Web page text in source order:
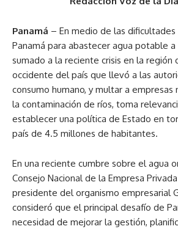
Panamá – En medio de las
Panamá para abastecer agua potable
sumado a la reciente crisis en la región
occidente del país que llevó a las
consumo humano, y multar a empresas
la contaminación de ríos, toma
establecer una política de Estado en
país de 4.5 millones de habitantes.
En una reciente cumbre sobre el agua
Consejo Nacional de la Empresa
presidente del organismo empresarial
consideró que el principal desafío de
necesidad de mejorar la gestión,